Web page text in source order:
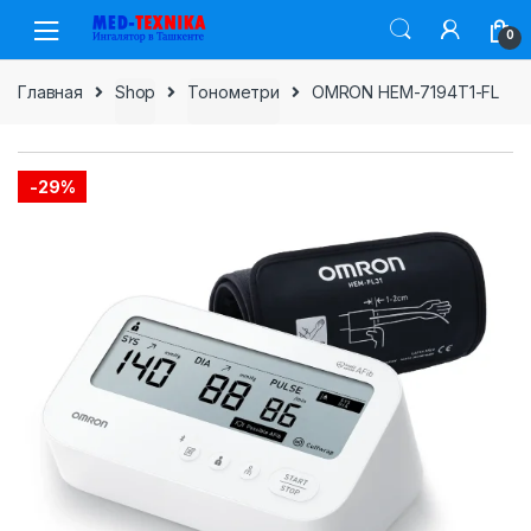
navigation
content
0
Главная Shop Тонометри OMRON HEM-7194T1-FL
-29%